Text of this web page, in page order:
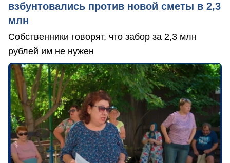
взбунтовались против новой сметы в 2,3
млн
Собственники говорят, что забор за 2,3 млн
рублей им не нужен